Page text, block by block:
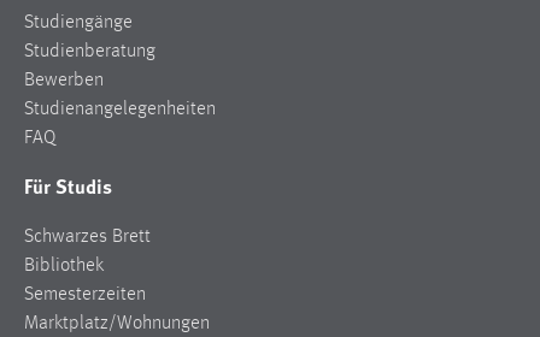
Studiengänge
Studienberatung
Bewerben
Studienangelegenheiten
FAQ
Für Studis
Schwarzes Brett
Bibliothek
Semesterzeiten
Marktplatz/Wohnungen
Marketing Cookies werden von Drittanbietern
verwendet, um personalisierte Werbung anzuzeigen.
Sie tun dies, indem sie Besucher über Websites
hinweg verfolgen.
Google Ads
Name:
Anbieter:
Google Ireland Limited